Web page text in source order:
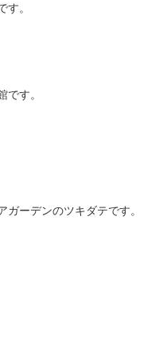
す。
です。
ーデンのツキダテです。